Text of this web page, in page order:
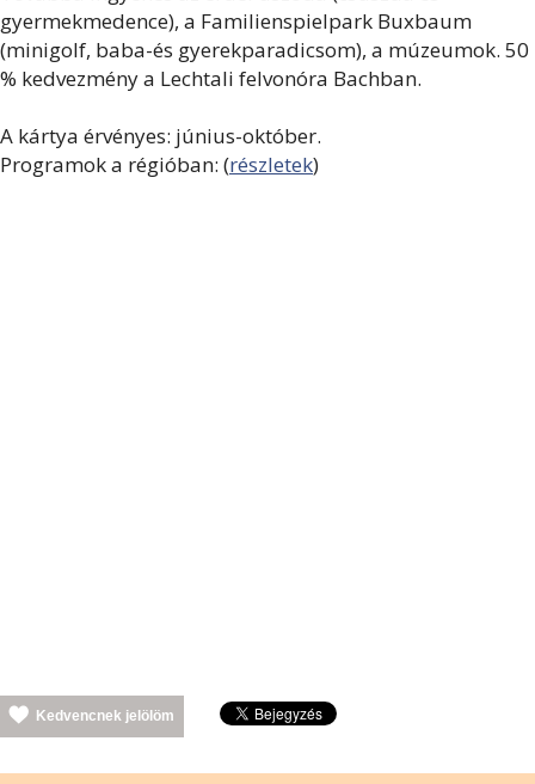
gyermekmedence), a Familienspielpark Buxbaum
(minigolf, baba-és gyerekparadicsom), a múzeumok. 50
% kedvezmény a Lechtali felvonóra Bachban.
A kártya érvényes: június-október.
Programok a régióban: (részletek)
Kedvencnek jelölöm